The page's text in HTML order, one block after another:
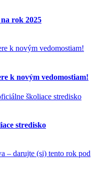
rok 2025
k novým vedomostiam!
stredisko